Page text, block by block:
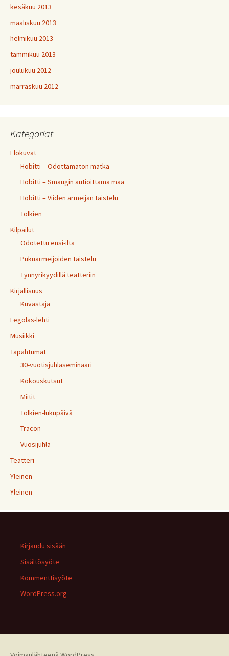
kesäkuu 2013
maaliskuu 2013
helmikuu 2013
tammikuu 2013
joulukuu 2012
marraskuu 2012
Kategoriat
Elokuvat
Hobitti – Odottamaton matka
Hobitti – Smaugin autioittama maa
Hobitti – Viiden armeijan taistelu
Tolkien
Kilpailut
Odotettu ensi-ilta
Pukuarmeijoiden taistelu
Tynnyrikyydillä teatteriin
Kirjallisuus
Kuvastaja
Legolas-lehti
Musiikki
Tapahtumat
30-vuotisjuhlaseminaari
Kokouskutsut
Miitit
Tolkien-lukupäivä
Tracon
Vuosijuhla
Teatteri
Yleinen
Yleinen
Kirjaudu sisään
Sisältösyöte
Kommenttisyöte
WordPress.org